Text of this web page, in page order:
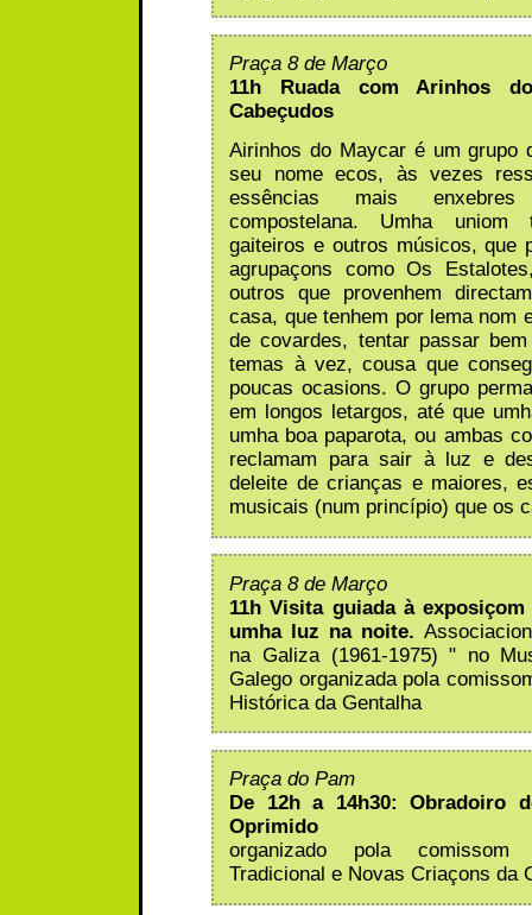
Praça 8 de Março
11h Ruada com Arinhos
Cabeçudos
Airinhos do Maycar é um grupo
seu nome ecos, às vezes
essências mais
compostelana. Umha uniom
gaiteiros e outros músicos, que
agrupaçons como Os
outros que provenhem
casa, que tenhem por lema nom
de covardes, tentar passar
temas à vez, cousa que
poucas ocasions. O grupo
em longos letargos, até que
umha boa paparota, ou ambas
reclamam para sair à luz e
deleite de crianças e maiores,
musicais (num princípio) que os
Praça 8 de Março
11h Visita guiada à
umha luz na noite.
na Galiza (1961-1975) " no
Galego organizada pola
Histórica da Gentalha
Praça do Pam
De 12h a 14h30: Obradoiro
Oprimido
organizado pola
Tradicional e Novas Criaçons da